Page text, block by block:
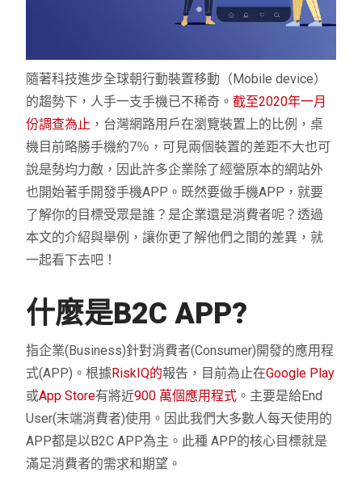
隨著科技進步全球朝行動裝置移動（​​Mobile device）
的趨勢下，人手一支手機已不稀奇。截至2020年一月
份調查為止 ，台灣網路用戶在瀏覽裝置上的比例，桌
機目前略勝手機約7％，可見兩個裝置的差距不大也可
說是勢均力敵，因此許多企業除了經營原本的網站外
也開始著手開發手機APP。既然要做手機APP，就要
了解你的目標受眾是誰？是企業還是消費者呢？透過
本文的介紹與舉例，讓你更了解他們之間的差異，就
一起看下去吧！
什麼是B2C APP?
指企業(Business)針對消費者(Consumer)開發的應用程
式(APP)。根據RiskIQ的報告，目前為止在Google Play
或App Store有將近900 萬個應用程式 。主要是給End
User(末端消費者)使用。因此我們大多數人每天使用的
APP都是以B2C APP為主。此種 APP的核心目標就是
滿足消費者的需求和期望。